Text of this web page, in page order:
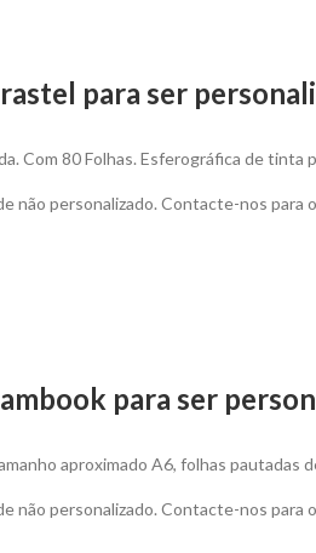
para ser
Com 80 Folhas. Esferográfica de
não personalizado. Contacte-nos
para ser
aproximado A6, folhas pautadas
não personalizado. Contacte-nos